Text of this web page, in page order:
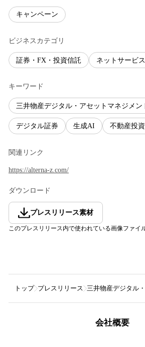
キャンペーン
ビジネスカテゴリ
証券・FX・投資信託 ネットサービス
キーワード
三井物産デジタル・アセットマネジメン
デジタル証券 生成AI 不動産投資
関連リンク
https://alterna-z.com/
ダウンロード
プレスリリース素材
このプレスリリース内で使われている画像ファイ
トップ プレスリリース 三井物産デジタル
会社概要